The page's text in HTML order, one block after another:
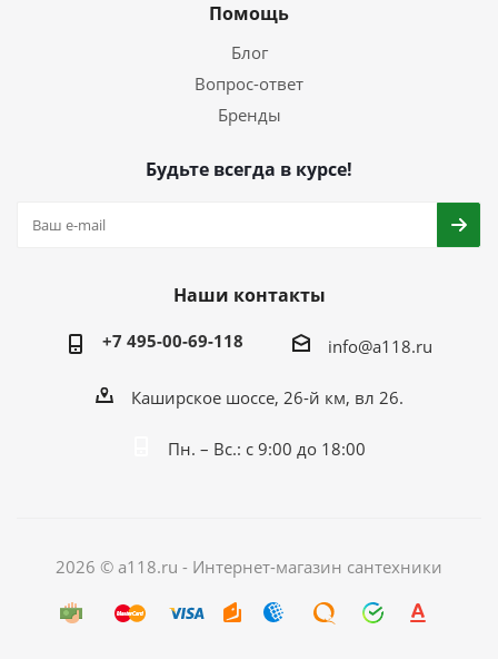
Помощь
Блог
Вопрос-ответ
Бренды
Будьте всегда в курсе!
Наши контакты
+7 495-00-69-118 info@a118.ru
Каширское шоссе, 26-й км, вл 26.
Пн. – Вс.: с 9:00 до 18:00
2026 © a118.ru - Интернет-магазин сантехники